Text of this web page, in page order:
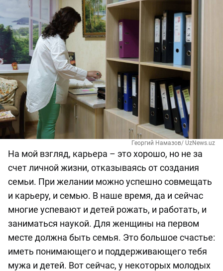
Георгий Намазов/ UzNews.uz
На мой взгляд, карьера – это хорошо, но не за
счет личной жизни, отказываясь от создания
семьи. При желании можно успешно совмещать
и карьеру, и семью. В наше время, да и сейчас
многие успевают и детей рожать, и работать, и
заниматься наукой. Для женщины на первом
месте должна быть семья. Это большое счастье:
иметь понимающего и поддерживающего тебя
мужа и детей. Вот сейчас, у некоторых молодых